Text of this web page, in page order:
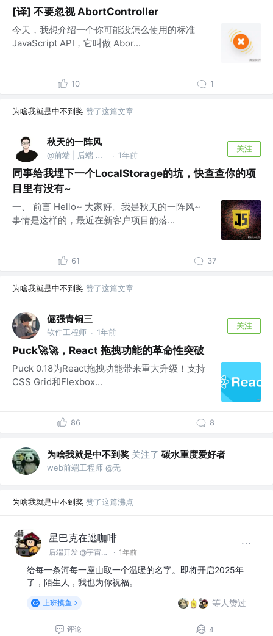
[译] 不要忽视 AbortController
今天，我想介绍一个你可能没怎么使用的标准
JavaScript API，它叫做 Abor...
10 1
为啥我就是中不到奖 赞了这篇文章
秋天的一阵风
@前端 | 后端 都能写 · 1年前
关注
同事给我埋下一个LocalStorage的坑，快查查你的项
目里有没有~
一、 前言 Hello~ 大家好。我是秋天的一阵风~
事情是这样的，最近在新客户项目的落...
61 37
为啥我就是中不到奖 赞了这篇文章
倔强青铜三
软件工程师 · 1年前
关注
Puck🚀🚀，React 拖拽功能的革命性突破
Puck 0.18为React拖拽功能带来重大升级！支持
CSS Grid和Flexbox...
86 8
为啥我就是中不到奖 关注了 碳水重度爱好者
web前端工程师 @无
为啥我就是中不到奖 赞了这篇沸点
星巴克在逃咖啡
后端开发 @宇宙无敌企业 · 1年前
给每一条河每一座山取一个温暖的名字。即将开启2025年
了，陌生人，我也为你祝福。
上班摸鱼 等人赞过
评论 4